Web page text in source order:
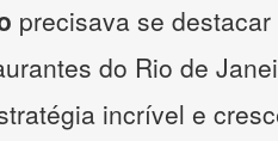
precisava se
do Rio de
incrível e